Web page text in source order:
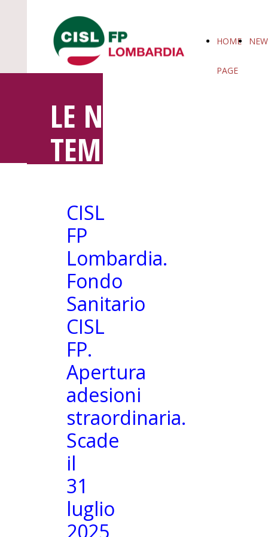
HOME
PAGE
LE NOTIZIE IN
TEMPO REALE
CISL
FP
Lombardia.
Fondo
Sanitario
CISL
FP.
Apertura
adesioni
straordinaria.
Scade
il
31
luglio
2025